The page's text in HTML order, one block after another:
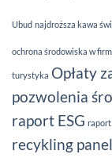
Ubud najdroższa kawa
ochrona środowiska w
turystyka Opłaty
pozwolenia
raport ESG raport
recykling